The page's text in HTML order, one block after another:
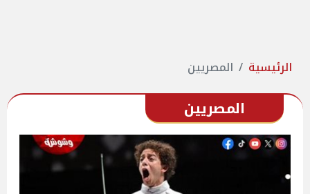
الرئيسية المصريين
المصريين